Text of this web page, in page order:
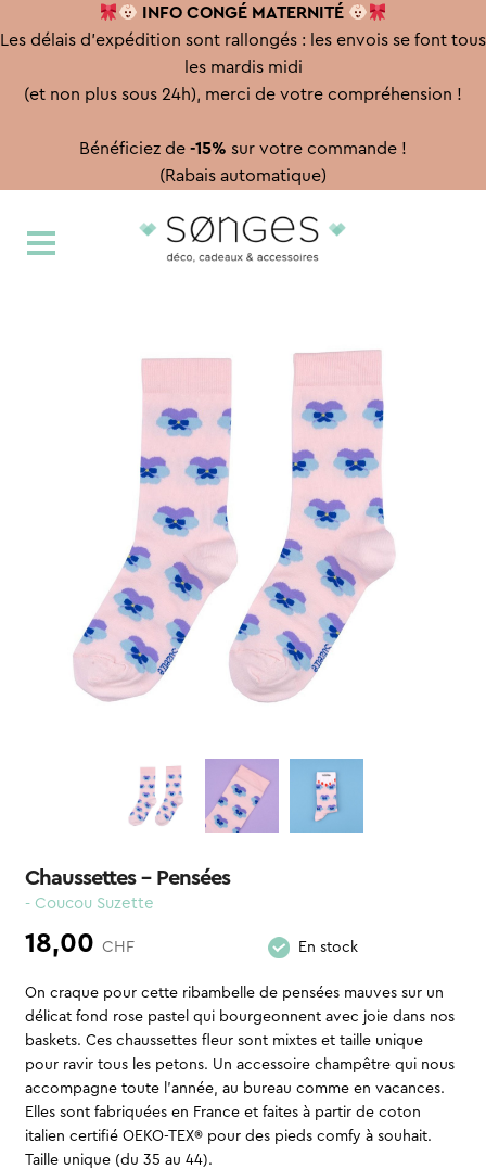
INFO CONGÉ MATERNITÉ
Les délais d'expédition sont rallongés : les envois se font tous
les mardis midi
(et non plus sous 24h), merci de votre compréhension !
Bénéficiez de -15% sur votre commande !
(Rabais automatique)
à
au
Chaussettes – Pensées
- Coucou Suzette
18,00 CHF En stock
On craque pour cette ribambelle de pensées mauves sur un
délicat fond rose pastel qui bourgeonnent avec joie dans nos
baskets. Ces chaussettes fleur sont mixtes et taille unique
pour ravir tous les petons. Un accessoire champêtre qui nous
accompagne toute l’année, au bureau comme en vacances.
Elles sont fabriquées en France et faites à partir de coton
italien certifié OEKO-TEX® pour des pieds comfy à souhait.
Taille unique (du 35 au 44).